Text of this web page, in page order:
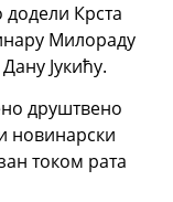
додели Крста
Милораду
Јукићу.
друштвено
новинарски
током рата